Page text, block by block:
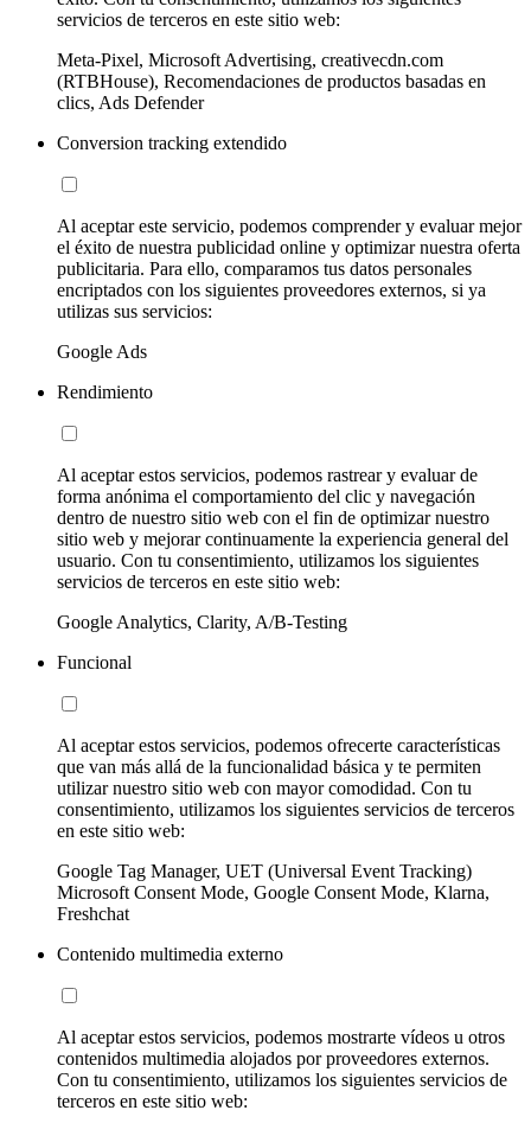
servicios de terceros en este sitio web:
Meta-Pixel, Microsoft Advertising, creativecdn.com
(RTBHouse), Recomendaciones de productos basadas en
clics, Ads Defender
Conversion tracking extendido
Al aceptar este servicio, podemos comprender y evaluar mejor
el éxito de nuestra publicidad online y optimizar nuestra oferta
publicitaria. Para ello, comparamos tus datos personales
encriptados con los siguientes proveedores externos, si ya
utilizas sus servicios:
Google Ads
Rendimiento
Al aceptar estos servicios, podemos rastrear y evaluar de
forma anónima el comportamiento del clic y navegación
dentro de nuestro sitio web con el fin de optimizar nuestro
sitio web y mejorar continuamente la experiencia general del
usuario. Con tu consentimiento, utilizamos los siguientes
servicios de terceros en este sitio web:
Google Analytics, Clarity, A/B-Testing
Funcional
Al aceptar estos servicios, podemos ofrecerte características
que van más allá de la funcionalidad básica y te permiten
utilizar nuestro sitio web con mayor comodidad. Con tu
consentimiento, utilizamos los siguientes servicios de terceros
en este sitio web:
Google Tag Manager, UET (Universal Event Tracking)
Microsoft Consent Mode, Google Consent Mode, Klarna,
Freshchat
Contenido multimedia externo
Al aceptar estos servicios, podemos mostrarte vídeos u otros
contenidos multimedia alojados por proveedores externos.
Con tu consentimiento, utilizamos los siguientes servicios de
terceros en este sitio web: